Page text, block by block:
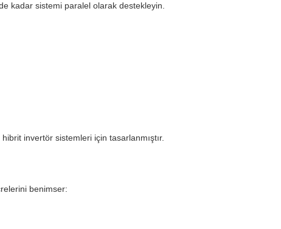
kadar sistemi paralel olarak destekleyin.
invertör sistemleri için tasarlanmıştır.
benimser: